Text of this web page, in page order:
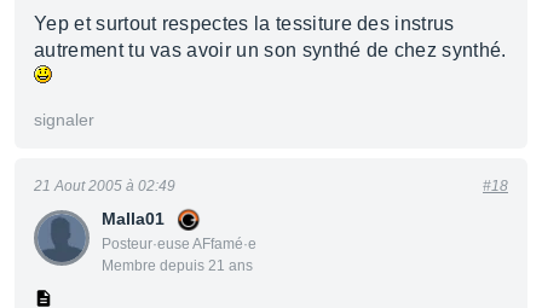
Yep et surtout respectes la tessiture des instrus
autrement tu vas avoir un son synthé de chez synthé.
signaler
Malla01
Posteur·euse AFfamé·e
Membre depuis 21 ans
21 Aout 2005 à 02:49 #18